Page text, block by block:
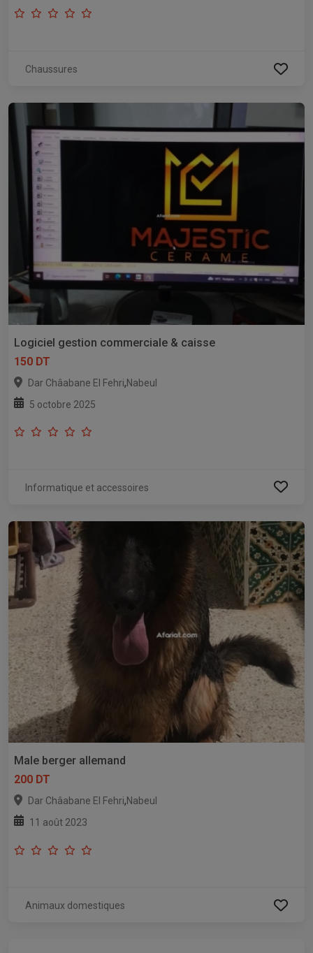
Chaussures
Logiciel gestion commerciale & caisse
150 DT
Dar Châabane El Fehri,Nabeul
5 octobre 2025
Informatique et accessoires
Male berger allemand
200 DT
Dar Châabane El Fehri,Nabeul
11 août 2023
Animaux domestiques